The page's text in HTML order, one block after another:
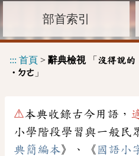
部首索引
::: 首頁 > 辭典檢視「 沒得說的
˙ㄉㄜ 」
⚠本典收錄古今用語，
小學階段學習與一般民
典簡編本》、《 國語小